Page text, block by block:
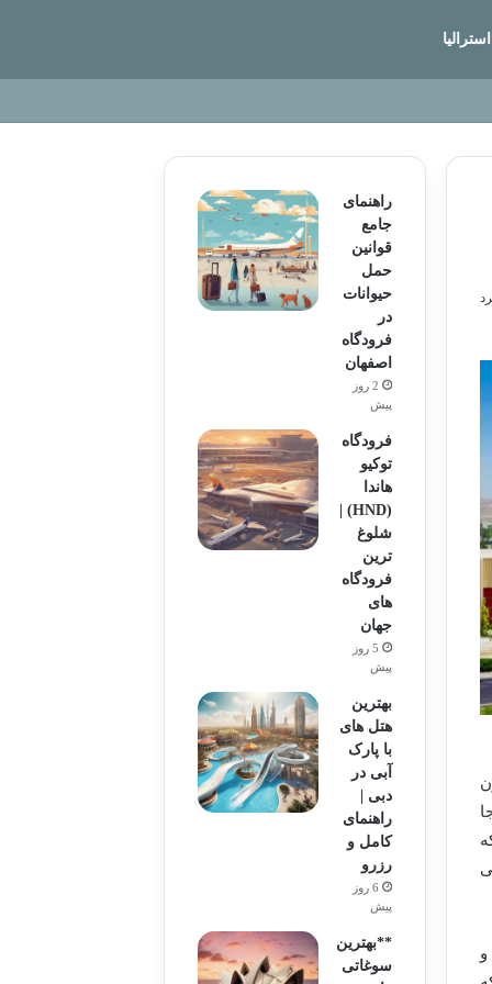
استرالیا
و
راهنمای
جامع
قوانین
حمل
حیوانات
در
فرودگاه
اصفهان
2 روز
پیش
فرودگاه
توکیو
هاندا
(HND) |
شلوغ
ترین
فرودگاه
های
جهان
5 روز
پیش
بهترین
هتل های
با پارک
آبی در
دبی |
راهنمای
کامل و
رزرو
6 روز
پیش
**بهترین
سوغاتی